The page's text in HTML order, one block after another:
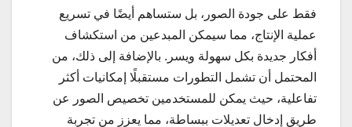
فقط على جودة الصور، بل ستساهم أيضًا في تسريع
عملية الإنتاج، مما سيمكن المبدعين من استكشاف
أفكار جديدة بكل سهولة ويسر. بالإضافة إلى ذلك، من
المحتمل أن تشمل التطورات مستقبلًا إمكانيات أكثر
تفاعلية، حيث يمكن للمستخدمين تخصيص الصور عن
طريق إدخال تعديلات ببساطة، مما يعزز من تجربة